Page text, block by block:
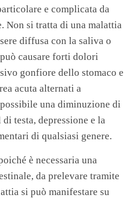
e complicata da
Non si tratta di una malattia
diffusa con la saliva o
causare forti dolori
gonfiore dello stomaco e
acuta alternati a
una diminuzione di
testa, depressione e la
di qualsiasi genere.
è necessaria una
da prelevare tramite
si può manifestare su